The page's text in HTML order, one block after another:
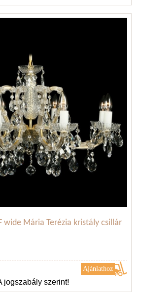
wide Mária Terézia kristály csillár
jogszabály szerint!